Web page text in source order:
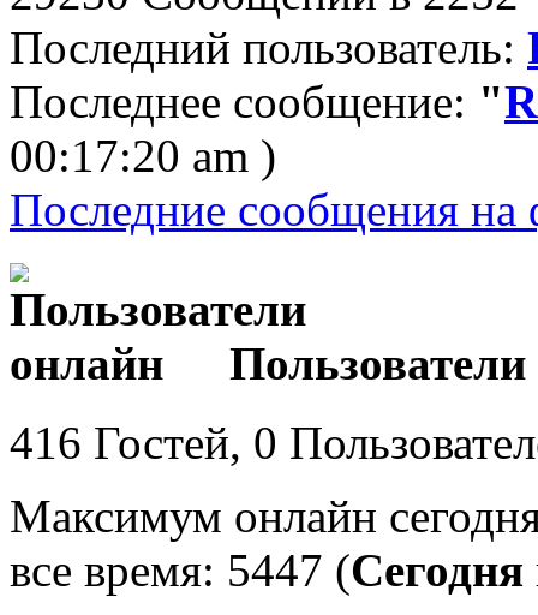
Последний пользователь:
Последнее сообщение: "
00:17:20 am )
Последние сообщения на
416 Гостей, 0
Максимум онлайн
все время: 5447 (Сегодня